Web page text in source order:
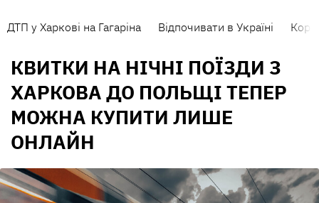
ДТП у Харкові на Гагаріна Відпочивати в Україні
КВИТКИ НА НІЧНІ ПОЇЗДИ З
ХАРКОВА ДО ПОЛЬЩІ ТЕПЕР
МОЖНА КУПИТИ ЛИШЕ
ОНЛАЙН